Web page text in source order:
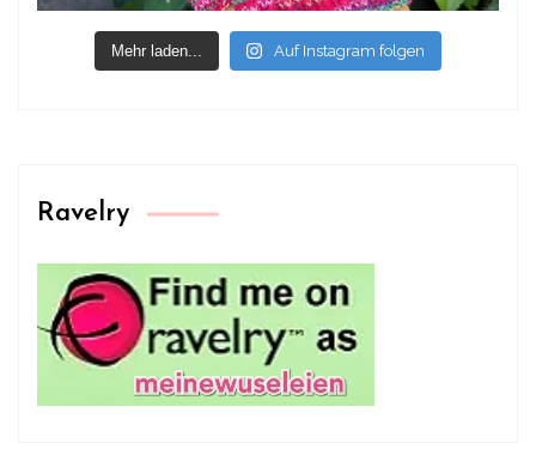
Mehr laden... Auf Instagram folgen
Ravelry